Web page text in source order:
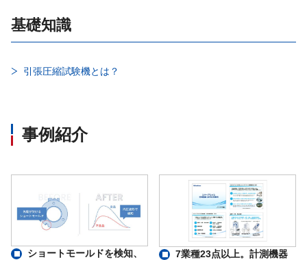
基礎知識
引張圧縮試験機とは？
事例紹介
ショートモールドを検知、
7業種23点以上。計測機器